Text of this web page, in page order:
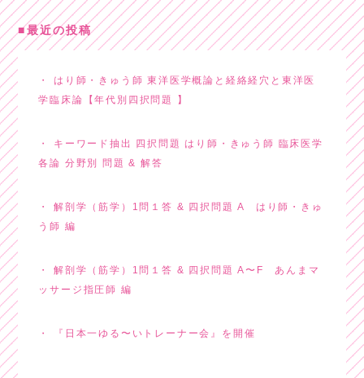
最近の投稿
はり師・きゅう師 東洋医学概論と経絡経穴と東洋医
学臨床論【年代別四択問題 】
キーワード抽出 四択問題 はり師・きゅう師 臨床医学
各論 分野別 問題 & 解答
解剖学（筋学）1問１答 & 四択問題 A はり師・きゅ
う師 編
解剖学（筋学）1問１答 & 四択問題 A〜F あんまマ
ッサージ指圧師 編
『日本一ゆる〜いトレーナー会』を開催